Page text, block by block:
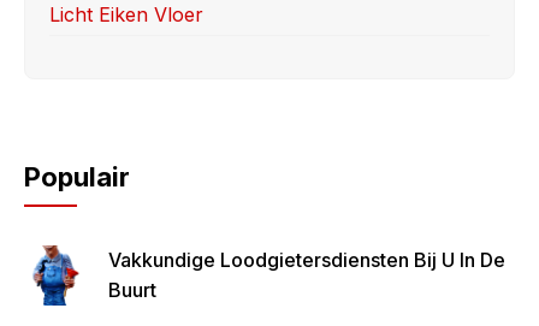
Licht Eiken Vloer
Populair
Vakkundige Loodgietersdiensten Bij U In De
Buurt